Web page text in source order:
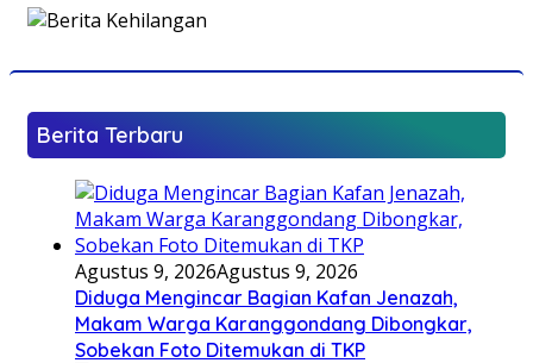
Berita Terbaru
Agustus 9, 2026Agustus 9, 2026
Diduga Mengincar Bagian Kafan Jenazah,
Makam Warga Karanggondang Dibongkar,
Sobekan Foto Ditemukan di TKP